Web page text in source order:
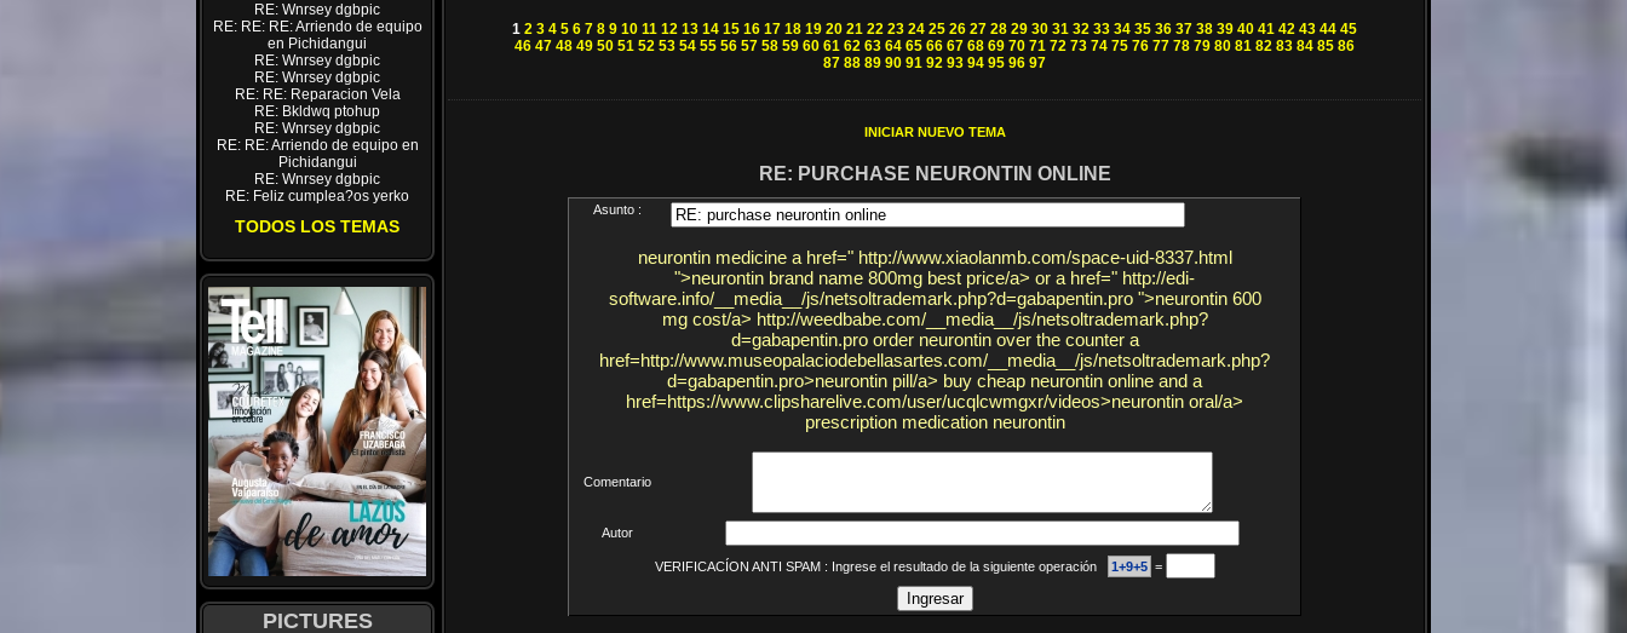
RE: Wnrsey dgbpic
RE: RE: RE: Arriendo de equipo
en Pichidangui
RE: Wnrsey dgbpic
RE: Wnrsey dgbpic
RE: RE: Reparacion Vela
RE: Bkldwq ptohup
RE: Wnrsey dgbpic
RE: RE: Arriendo de equipo en
Pichidangui
RE: Wnrsey dgbpic
RE: Feliz cumplea?os yerko
TODOS LOS TEMAS
PICTURES
1 2 3 4 5 6 7 8 9 10 11 12 13 14 15 16 17 18 19 20 21 22 23 24 25 26 27 28 29 30 31 32 33 34 35 36 37 38 39 40 41 42 43 44 45
46 47 48 49 50 51 52 53 54 55 56 57 58 59 60 61 62 63 64 65 66 67 68 69 70 71 72 73 74 75 76 77 78 79 80 81 82 83 84 85 86
87 88 89 90 91 92 93 94 95 96 97
INICIAR NUEVO TEMA
RE: PURCHASE NEURONTIN ONLINE
Asunto :
neurontin medicine a href=" http://www.xiaolanmb.com/space-uid-8337.html
">neurontin brand name 800mg best price/a> or a href=" http://edi-
software.info/__media__/js/netsoltrademark.php?d=gabapentin.pro ">neurontin 600
mg cost/a> http://weedbabe.com/__media__/js/netsoltrademark.php?
d=gabapentin.pro order neurontin over the counter a
href=http://www.museopalaciodebellasartes.com/__media__/js/netsoltrademark.php?
d=gabapentin.pro>neurontin pill/a> buy cheap neurontin online and a
href=https://www.clipsharelive.com/user/ucqlcwmgxr/videos>neurontin oral/a>
prescription medication neurontin
Comentario
Autor
VERIFICACÍON ANTI SPAM : Ingrese el resultado de la siguiente operación 1+9+5 =